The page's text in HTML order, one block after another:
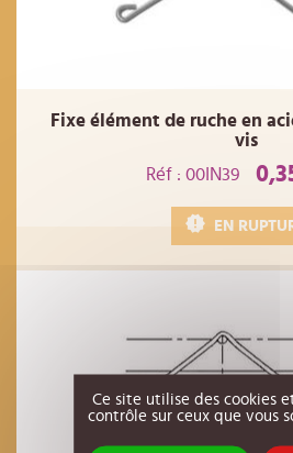
Fixe élément de ruche en
vis
Réf : 00IN39
EN
Ce site utilise des cookies
contrôle sur ceux que vous